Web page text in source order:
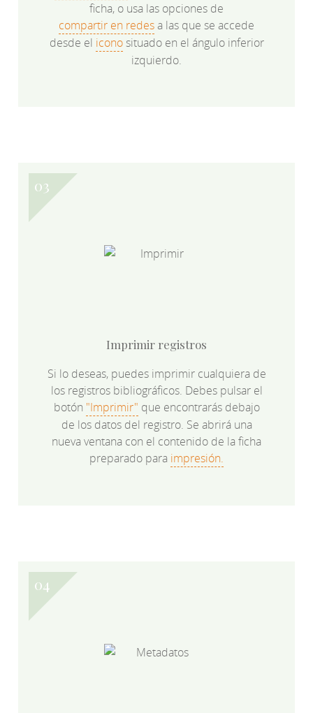
ficha, o usa las opciones de
compartir en redesa las que se accede
desde el iconosituado en el ángulo inferior
izquierdo.
Imprimir registros
Si lo deseas, puedes imprimir cualquiera de
los registros bibliográficos. Debes pulsar el
botón "Imprimir" que encontrarás debajo
de los datos del registro. Se abrirá una
nueva ventana con el contenido de la ficha
preparado para impresión.